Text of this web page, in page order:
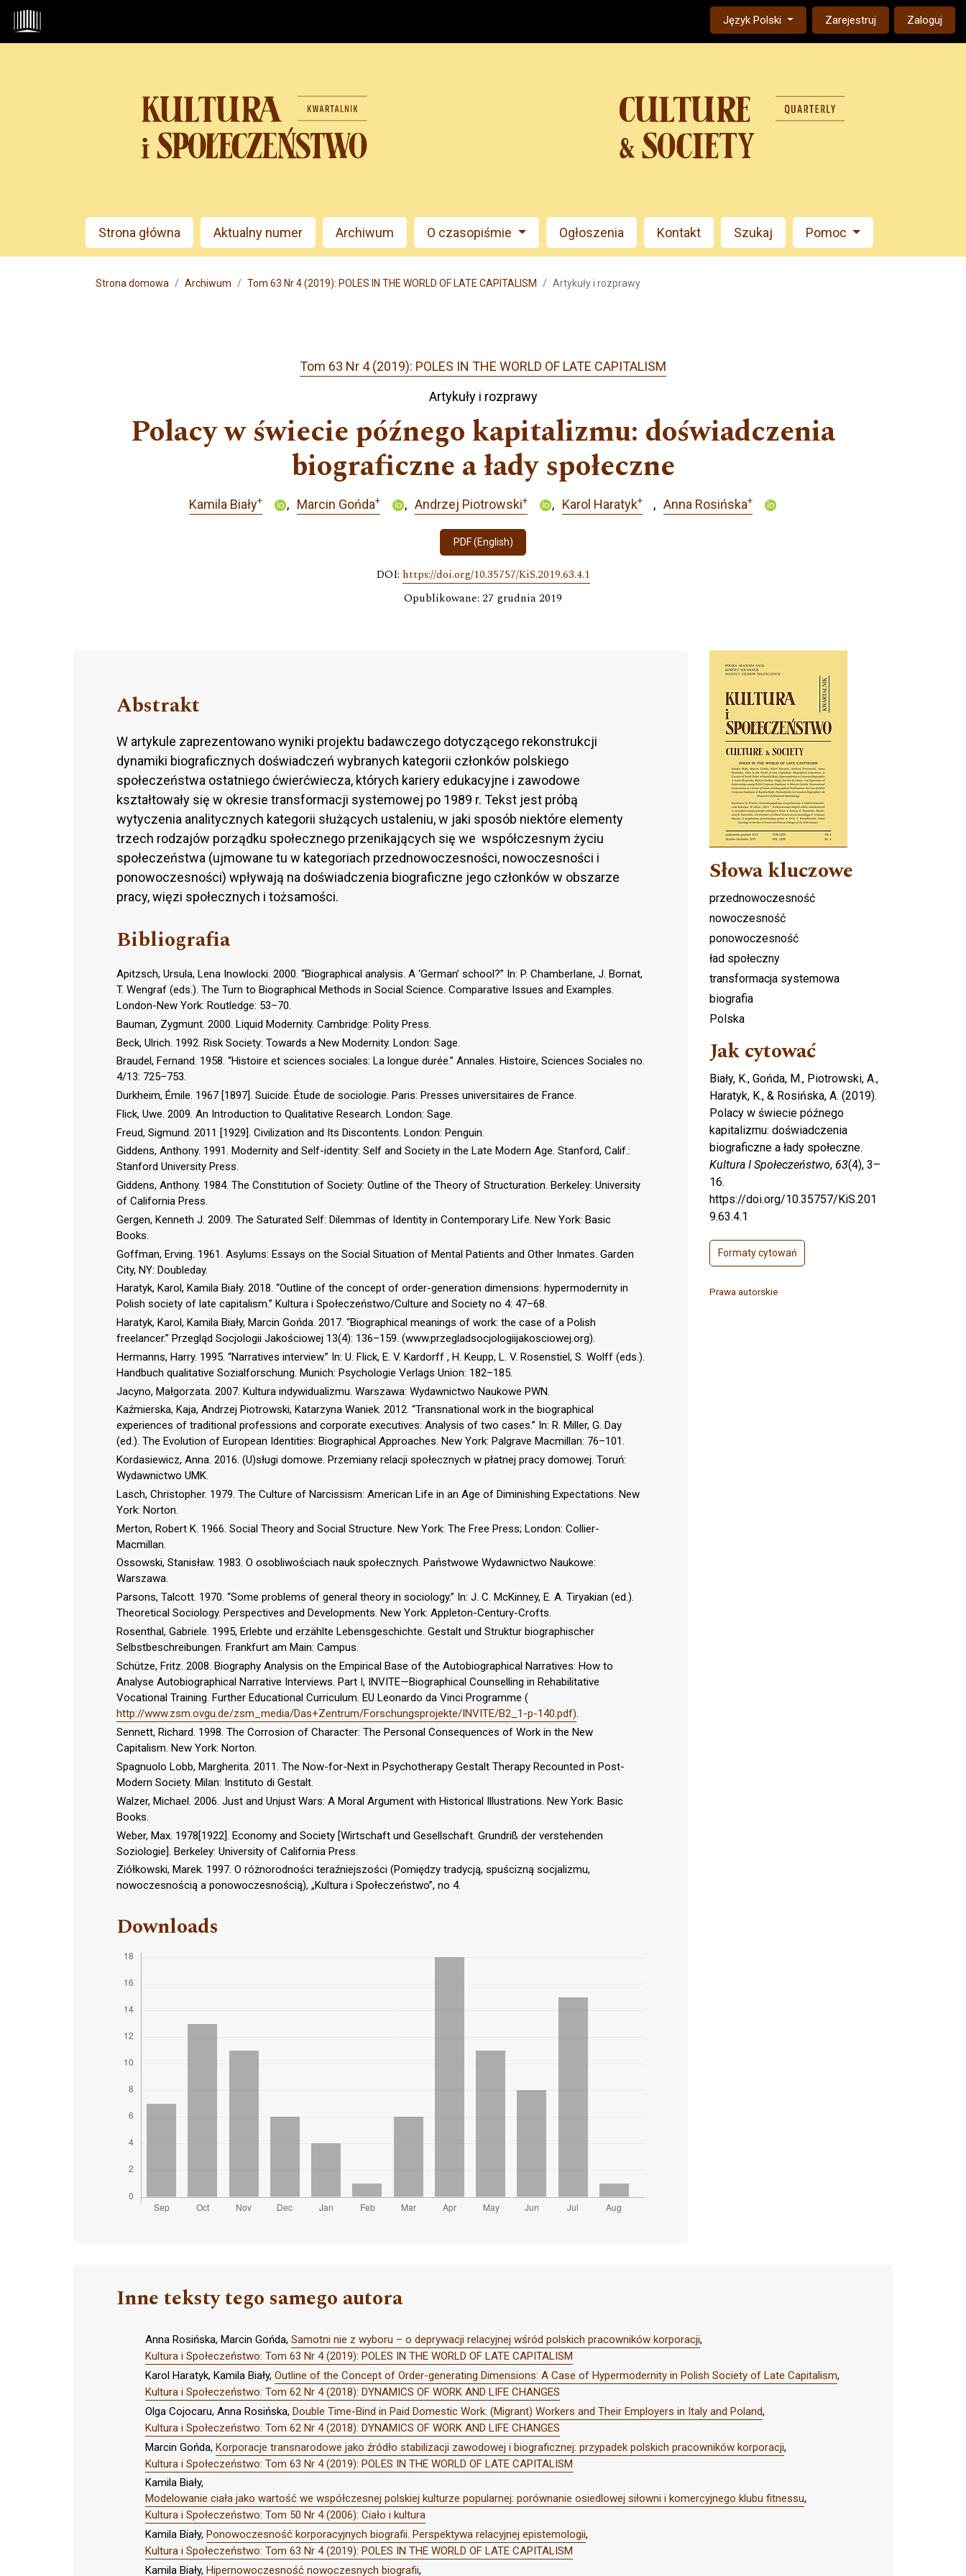
Przejdź do głównego menu
Przejdź do sekcji głównej
Przejdź do stopki
Change the language. The current language is:
Język Polski
Admin menu Zarejestruj Zaloguj
Main menu
Strona główna Aktualny numer Archiwum O czasopiśmie Ogłoszenia Kontakt Szukaj Pomoc
Strona domowa Archiwum Tom 63 Nr 4 (2019): POLES IN THE WORLD OF LATE CAPITALISM Artykuły i rozprawy
Tom 63 Nr 4 (2019): POLES IN THE WORLD OF LATE CAPITALISM
Artykuły i rozprawy
Polacy w świecie późnego kapitalizmu: doświadczenia
biograficzne a łady społeczne
Kamila Biały+ Marcin Gońda+ Andrzej Piotrowski+ Karol Haratyk+ Anna Rosińska+
PDF (English)
DOI: https://doi.org/10.35757/KiS.2019.63.4.1
Opublikowane: 27 grudnia 2019
Abstrakt
W artykule zaprezentowano wyniki projektu badawczego dotyczącego rekonstrukcji
dynamiki biograficznych doświadczeń wybranych kategorii członków polskiego
społeczeństwa ostatniego ćwierćwiecza, których kariery edukacyjne i zawodowe
kształtowały się w okresie transformacji systemowej po 1989 r. Tekst jest próbą
wytyczenia analitycznych kategorii służących ustaleniu, w jaki sposób niektóre elementy
trzech rodzajów porządku społecznego przenikających się we współczesnym życiu
społeczeństwa (ujmowane tu w kategoriach przednowoczesności, nowoczesności i
ponowoczesności) wpływają na doświadczenia biograficzne jego członków w obszarze
pracy, więzi społecznych i tożsamości.
Bibliografia
Apitzsch, Ursula, Lena Inowlocki. 2000. “Biographical analysis. A ‘German’ school?” In: P. Chamberlane, J. Bornat,
T. Wengraf (eds.). The Turn to Biographical Methods in Social Science. Comparative Issues and Examples.
London-New York: Routledge: 53–70.
Bauman, Zygmunt. 2000. Liquid Modernity. Cambridge: Polity Press.
Beck, Ulrich. 1992. Risk Society: Towards a New Modernity. London: Sage.
Braudel, Fernand. 1958. “Histoire et sciences sociales: La longue durée.” Annales. Histoire, Sciences Sociales no.
4/13: 725–753.
Durkheim, Émile. 1967 [1897]. Suicide. Étude de sociologie. Paris: Presses universitaires de France.
Flick, Uwe. 2009. An Introduction to Qualitative Research. London: Sage.
Freud, Sigmund. 2011 [1929]. Civilization and Its Discontents. London: Penguin.
Giddens, Anthony. 1991. Modernity and Self-identity: Self and Society in the Late Modern Age. Stanford, Calif.:
Stanford University Press.
Giddens, Anthony. 1984. The Constitution of Society: Outline of the Theory of Structuration. Berkeley: University
of California Press.
Gergen, Kenneth J. 2009. The Saturated Self: Dilemmas of Identity in Contemporary Life. New York: Basic
Books.
Goffman, Erving. 1961. Asylums: Essays on the Social Situation of Mental Patients and Other Inmates. Garden
City, NY: Doubleday.
Haratyk, Karol, Kamila Biały. 2018. “Outline of the concept of order-generation dimensions: hypermodernity in
Polish society of late capitalism.” Kultura i Społeczeństwo/Culture and Society no 4: 47–68.
Haratyk, Karol, Kamila Biały, Marcin Gońda. 2017. “Biographical meanings of work: the case of a Polish
freelancer.” Przegląd Socjologii Jakościowej 13(4): 136–159. (www.przegladsocjologiijakosciowej.org).
Hermanns, Harry. 1995. “Narratives interview.” In: U. Flick, E. V. Kardorff , H. Keupp, L. V. Rosenstiel, S. Wolff (eds.).
Handbuch qualitative Sozialforschung. Munich: Psychologie Verlags Union: 182–185.
Jacyno, Małgorzata. 2007. Kultura indywidualizmu. Warszawa: Wydawnictwo Naukowe PWN.
Kaźmierska, Kaja, Andrzej Piotrowski, Katarzyna Waniek. 2012. “Transnational work in the biographical
experiences of traditional professions and corporate executives: Analysis of two cases.” In: R. Miller, G. Day
(ed.). The Evolution of European Identities: Biographical Approaches. New York: Palgrave Macmillan: 76–101.
Kordasiewicz, Anna. 2016. (U)sługi domowe. Przemiany relacji społecznych w płatnej pracy domowej. Toruń:
Wydawnictwo UMK.
Lasch, Christopher. 1979. The Culture of Narcissism: American Life in an Age of Diminishing Expectations. New
York: Norton.
Merton, Robert K. 1966. Social Theory and Social Structure. New York: The Free Press; London: Collier-
Macmillan.
Ossowski, Stanisław. 1983. O osobliwościach nauk społecznych. Państwowe Wydawnictwo Naukowe:
Warszawa.
Parsons, Talcott. 1970. “Some problems of general theory in sociology.” In: J. C. McKinney, E. A. Tiryakian (ed.).
Theoretical Sociology. Perspectives and Developments. New York: Appleton-Century-Crofts.
Rosenthal, Gabriele. 1995, Erlebte und erzählte Lebensgeschichte. Gestalt und Struktur biographischer
Selbstbeschreibungen. Frankfurt am Main: Campus.
Schütze, Fritz. 2008. Biography Analysis on the Empirical Base of the Autobiographical Narratives: How to
Analyse Autobiographical Narrative Interviews. Part I, INVITE—Biographical Counselling in Rehabilitative
Vocational Training. Further Educational Curriculum. EU Leonardo da Vinci Programme (
http://www.zsm.ovgu.de/zsm_media/Das+Zentrum/Forschungsprojekte/INVITE/B2_1-p-140.pdf)
Sennett, Richard. 1998. The Corrosion of Character: The Personal Consequences of Work in the New
Capitalism. New York: Norton.
Spagnuolo Lobb, Margherita. 2011. The Now-for-Next in Psychotherapy Gestalt Therapy Recounted in Post-
Modern Society. Milan: Instituto di Gestalt.
Walzer, Michael. 2006. Just and Unjust Wars: A Moral Argument with Historical Illustrations. New York: Basic
Books.
Weber, Max. 1978[1922]. Economy and Society [Wirtschaft und Gesellschaft. Grundriß der verstehenden
Soziologie]. Berkeley: University of California Press.
Ziółkowski, Marek. 1997. O różnorodności teraźniejszości (Pomiędzy tradycją, spuścizną socjalizmu,
nowoczesnością a ponowoczesnością), „Kultura i Społeczeństwo”, no 4.
Downloads
Cover image
Słowa kluczowe
przednowoczesność
nowoczesność
ponowoczesność
ład społeczny
transformacja systemowa
biografia
Polska
Jak cytować
Biały, K., Gońda, M., Piotrowski, A.,
Haratyk, K., & Rosińska, A. (2019).
Polacy w świecie późnego
kapitalizmu: doświadczenia
biograficzne a łady społeczne.
Kultura I Społeczeństwo, 63(4), 3–
16.
https://doi.org/10.35757/KiS.201
9.63.4.1
Formaty cytowań
Prawa autorskie
Inne teksty tego samego autora
Anna Rosińska, Marcin Gońda, Samotni nie z wyboru – o deprywacji relacyjnej wśród polskich pracowników korporacji,
Kultura i Społeczeństwo: Tom 63 Nr 4 (2019): POLES IN THE WORLD OF LATE CAPITALISM
Karol Haratyk, Kamila Biały, Outline of the Concept of Order-generating Dimensions: A Case of Hypermodernity in Polish Society of Late Capitalism,
Kultura i Społeczeństwo: Tom 62 Nr 4 (2018): DYNAMICS OF WORK AND LIFE CHANGES
Olga Cojocaru, Anna Rosińska, Double Time-Bind in Paid Domestic Work: (Migrant) Workers and Their Employers in Italy and Poland,
Kultura i Społeczeństwo: Tom 62 Nr 4 (2018): DYNAMICS OF WORK AND LIFE CHANGES
Marcin Gońda, Korporacje transnarodowe jako źródło stabilizacji zawodowej i biograficznej: przypadek polskich pracowników korporacji,
Kultura i Społeczeństwo: Tom 63 Nr 4 (2019): POLES IN THE WORLD OF LATE CAPITALISM
Kamila Biały,
Modelowanie ciała jako wartość we współczesnej polskiej kulturze popularnej: porównanie osiedlowej siłowni i komercyjnego klubu fitnessu,
Kultura i Społeczeństwo: Tom 50 Nr 4 (2006): Ciało i kultura
Kamila Biały, Ponowoczesność korporacyjnych biografii. Perspektywa relacyjnej epistemologii,
Kultura i Społeczeństwo: Tom 63 Nr 4 (2019): POLES IN THE WORLD OF LATE CAPITALISM
Kamila Biały, Hipernowoczesność nowoczesnych biografii,